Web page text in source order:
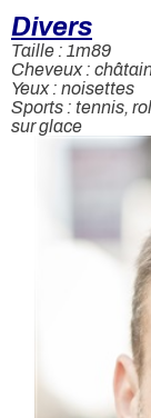
Divers
Taille : 1m89
Cheveux :
Yeux : noisettes
Sports : tennis,
sur glace